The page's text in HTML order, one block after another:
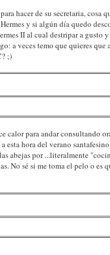
hacer de su secretaria, cosa
y si algún día quedo
II al cual destripar a gusto
a veces temo que quieres
;)
calor para andar consultando
hora del verano
abejas por ...literalmente
No sé si me toma el pelo o